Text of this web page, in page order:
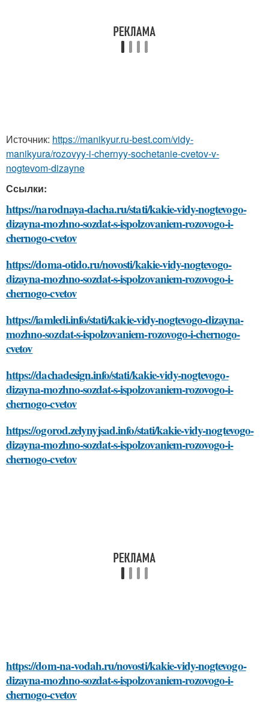
Источник: https://manikyur.ru-best.com/vidy-
manikyura/rozovyy-i-chernyy-sochetanie-cvetov-v-
nogtevom-dizayne
Ссылки:
https://narodnaya-dacha.ru/stati/kakie-vidy-nogtevogo-
dizayna-mozhno-sozdat-s-ispolzovaniem-rozovogo-i-
chernogo-cvetov
https://doma-otido.ru/novosti/kakie-vidy-nogtevogo-
dizayna-mozhno-sozdat-s-ispolzovaniem-rozovogo-i-
chernogo-cvetov
https://iamledi.info/stati/kakie-vidy-nogtevogo-dizayna-
mozhno-sozdat-s-ispolzovaniem-rozovogo-i-chernogo-
cvetov
https://dachadesign.info/stati/kakie-vidy-nogtevogo-
dizayna-mozhno-sozdat-s-ispolzovaniem-rozovogo-i-
chernogo-cvetov
https://ogorod.zelynyjsad.info/stati/kakie-vidy-nogtevogo-
dizayna-mozhno-sozdat-s-ispolzovaniem-rozovogo-i-
chernogo-cvetov
https://dom-na-vodah.ru/novosti/kakie-vidy-nogtevogo-
dizayna-mozhno-sozdat-s-ispolzovaniem-rozovogo-i-
chernogo-cvetov